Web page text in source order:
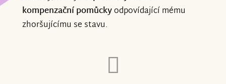
kompenzační pomůckyodpovídající mému
zhoršujícímu se stavu.